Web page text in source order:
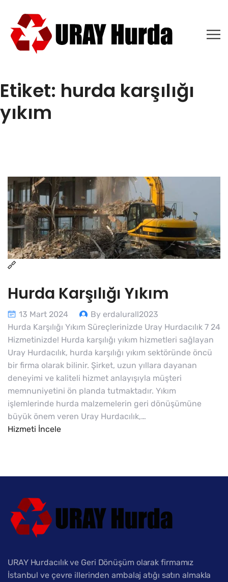
Etiket: hurda karşılığı
yıkım
Hurda Karşılığı Yıkım
13 Mart 2024
By erdalurall2023
Hurda Karşılığı Yıkım Süreçlerinizde Uray Hurdacılık 7 24
Hizmetinizde! Hurda karşılığı yıkım hizmetleri sağlayan
Uray Hurdacılık, hurda karşılığı yıkım sektöründe öncü
bir firma olarak bilinir. Şirket, uzun yıllara dayanan
deneyimi ve kaliteli hizmet anlayışıyla müşteri
memnuniyetini ön planda tutmaktadır. Yıkım
işlemlerinde hurda malzemelerin geri dönüşümüne
büyük önem veren Uray Hurdacılık,…
Hizmeti İncele
URAY Hurdacılık ve Geri Dönüşüm olarak firmamız
İstanbul ve çevre illerinden ambalaj atığı satın almakla